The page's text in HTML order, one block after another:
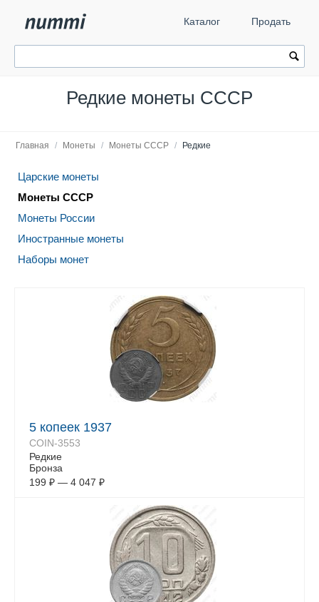
Каталог Продать
Редкие монеты СССР
Главная / Монеты / Монеты СССР / Редкие
Царские монеты
Монеты СССР
Монеты России
Иностранные монеты
Наборы монет
5 копеек 1937
COIN-3553
Редкие
Бронза
199 ₽ — 4 047 ₽